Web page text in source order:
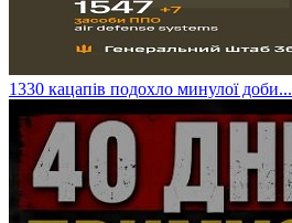
​1330 кацапів подохло минулої доби...